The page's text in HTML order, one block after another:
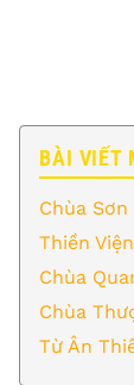
BÀI VIẾT
Chùa
Thiền
Chùa
Chùa
Từ Ân